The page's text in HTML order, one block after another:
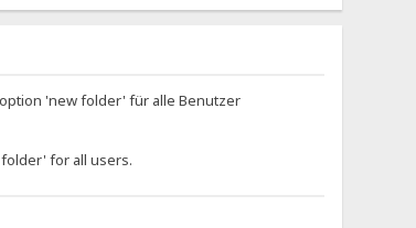
'new folder' für alle Benutzer
for all users.